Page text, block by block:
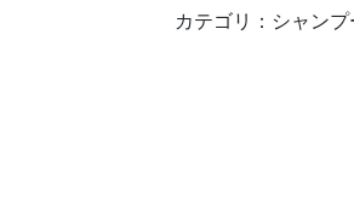
カテゴリ：シャンプ